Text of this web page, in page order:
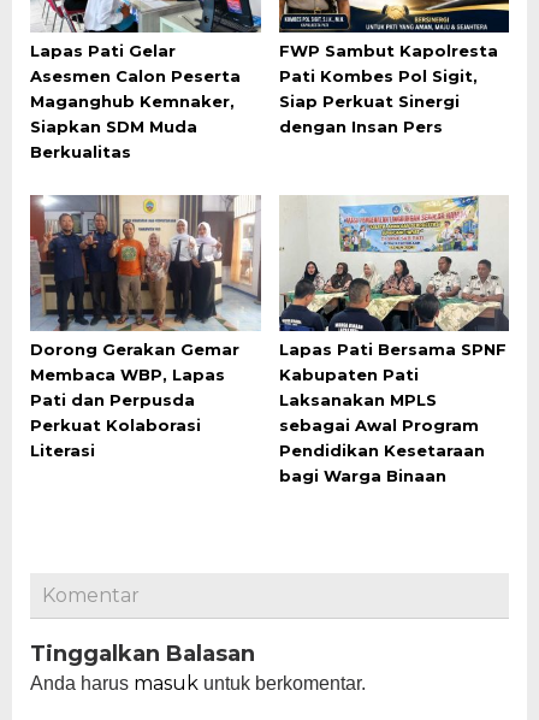
Lapas Pati Gelar
Asesmen Calon Peserta
Maganghub Kemnaker,
Siapkan SDM Muda
Berkualitas
FWP Sambut Kapolresta
Pati Kombes Pol Sigit,
Siap Perkuat Sinergi
dengan Insan Pers
Dorong Gerakan Gemar
Membaca WBP, Lapas
Pati dan Perpusda
Perkuat Kolaborasi
Literasi
Lapas Pati Bersama SPNF
Kabupaten Pati
Laksanakan MPLS
sebagai Awal Program
Pendidikan Kesetaraan
bagi Warga Binaan
Komentar
Tinggalkan Balasan
Anda harus masuk untuk berkomentar.